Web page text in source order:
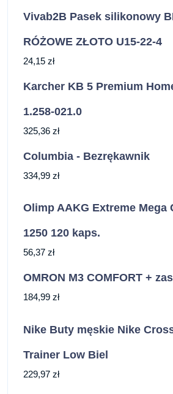
Vivab2B Pasek silikonowy
RÓŻOWE ZŁOTO U15-22-4
24,15 zł
Karcher KB 5 Premium
1.258-021.0
325,36 zł
Columbia - Bezrękawnik
334,99 zł
Olimp AAKG Extreme Mega
1250 120 kaps.
56,37 zł
OMRON M3 COMFORT +
184,99 zł
Nike Buty męskie Nike
Trainer Low Biel
229,97 zł